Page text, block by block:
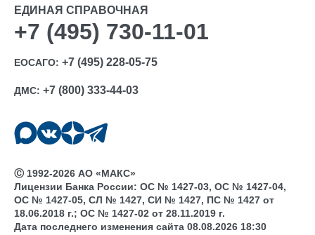
ЕДИНАЯ СПРАВОЧНАЯ
+7 (495) 730-11-01
ЕОСАГО: +7 (495) 228-05-75
ДМС: +7 (800) 333-44-03
Ⓒ 1992-2026 АО «МАКС»
Лицензии Банка России: ОС № 1427-03, ОС № 1427-04,
ОС № 1427-05, СЛ № 1427, СИ № 1427, ПС № 1427 от
18.06.2018 г.; ОС № 1427-02 от 28.11.2019 г.
Дата последнего изменения сайта 08.08.2026 18:30